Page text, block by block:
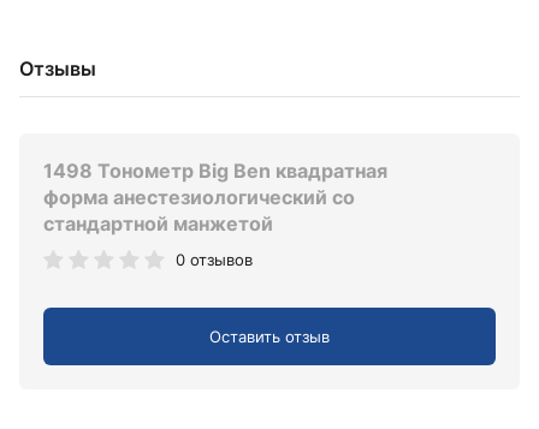
Отзывы
1498 Тонометр Big Ben квадратная
форма анестезиологический со
стандартной манжетой
0 отзывов
Оставить отзыв